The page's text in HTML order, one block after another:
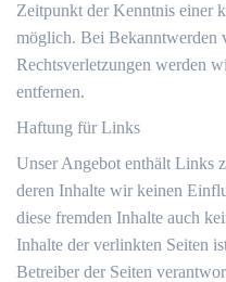
Zeitpunkt der Kenntnis einer
möglich. Bei Bekanntwerden
Rechtsverletzungen werden
entfernen.
Haftung für Links
Unser Angebot enthält Links
deren Inhalte wir keinen
diese fremden Inhalte auch
Inhalte der verlinkten Seiten
Betreiber der Seiten